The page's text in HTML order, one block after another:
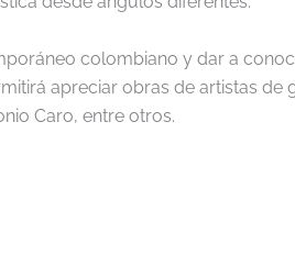
colombiano y dar a
apreciar obras de artistas de
Caro, entre otros.